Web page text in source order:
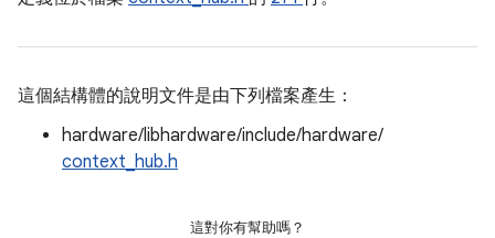
這個結構體的說明文件是由下列檔案產生：
hardware/libhardware/include/hardware/
context_hub.h
這對你有幫助嗎？